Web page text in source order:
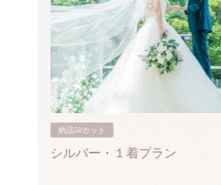
納品50カット
シルバー・１着プラン